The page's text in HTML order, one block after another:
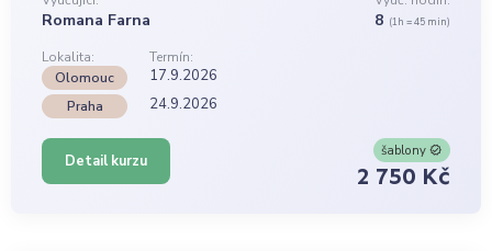
Romana Farna 8 (1h = 45 min)
Lokalita:
Termín:
Olomouc
17.9.2026
Praha 24.9.2026
Detail kurzu
šablony
2 750 Kč